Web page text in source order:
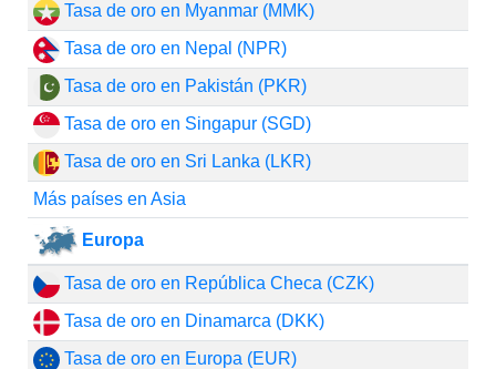
Tasa de oro en Myanmar (MMK)
Tasa de oro en Nepal (NPR)
Tasa de oro en Pakistán (PKR)
Tasa de oro en Singapur (SGD)
Tasa de oro en Sri Lanka (LKR)
Más países en Asia
Europa
Tasa de oro en República Checa (CZK)
Tasa de oro en Dinamarca (DKK)
Tasa de oro en Europa (EUR)